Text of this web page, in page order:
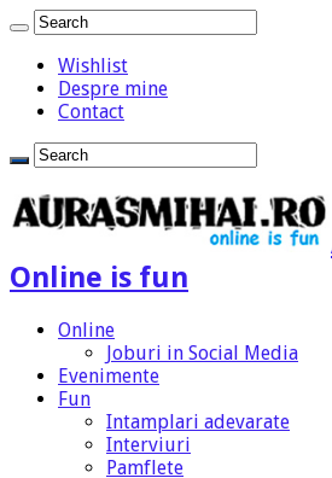
Wishlist
Despre mine
Contact
Online is fun
Online
Joburi in Social Media
Evenimente
Fun
Intamplari adevarate
Interviuri
Pamflete